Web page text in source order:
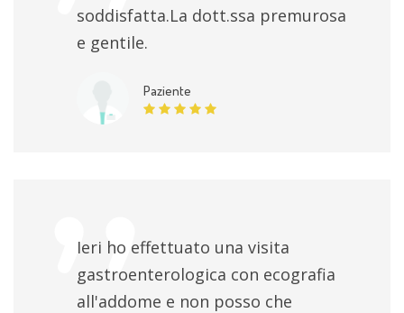
soddisfatta.La dott.ssa premurosa
e gentile.
Paziente
Ieri ho effettuato una visita
gastroenterologica con ecografia
all'addome e non posso che